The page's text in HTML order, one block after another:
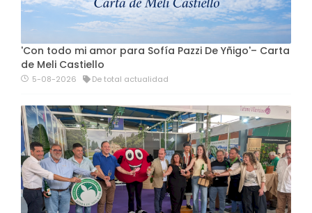
'Con todo mi amor para Sofía Pazzi De Yñigo'– Carta
de Meli Castiello
5-08-2026 De total actualidad